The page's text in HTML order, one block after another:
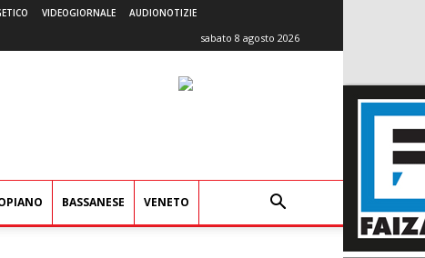
VIDEOGIORNALE AUDIONOTIZIE
sabato 8 agosto 2026
BASSANESE VENETO